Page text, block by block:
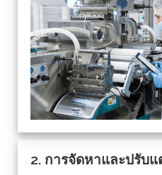
2. การจัดหาและปรับ